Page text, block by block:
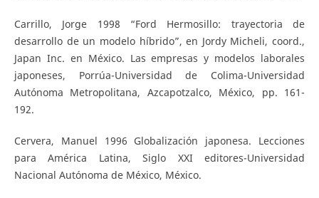
Carrillo, Jorge 1998 “Ford Hermosillo: trayectoria de
desarrollo de un modelo híbrido”, en Jordy Micheli, coord.,
Japan Inc. en México. Las empresas y modelos laborales
japoneses, Porrúa-Universidad de Colima-Universidad
Autónoma Metropolitana, Azcapotzalco, México, pp. 161-
192.
Cervera, Manuel 1996 Globalización japonesa. Lecciones
para América Latina, Siglo XXI editores-Universidad
Nacional Autónoma de México, México.